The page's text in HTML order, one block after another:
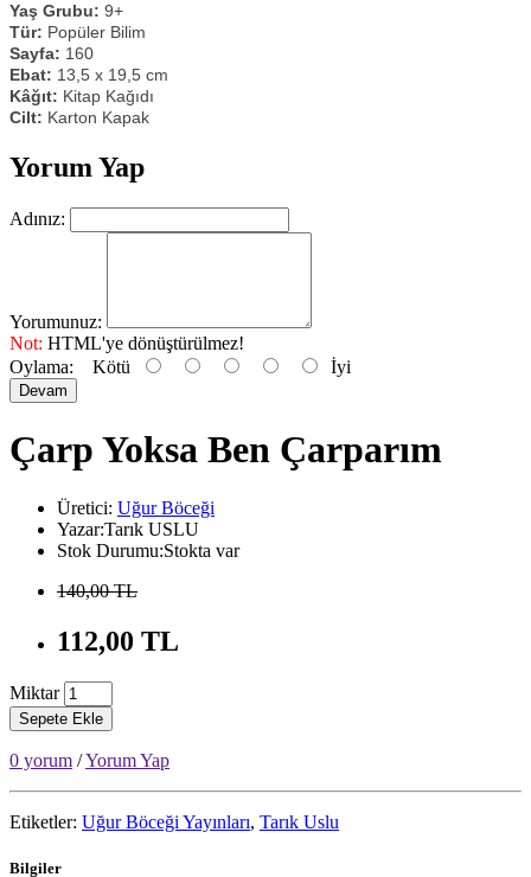
Yaş Grubu: 9+
Tür: Popüler Bilim
Sayfa: 160
Ebat: 13,5 x 19,5 cm
Kâğıt: Kitap Kağıdı
Cilt: Karton Kapak
Yorum Yap
Adınız:
Yorumunuz:
Not: HTML'ye dönüştürülmez!
Oylama: Kötü İyi
Devam
Çarp Yoksa Ben Çarparım
Üretici: Uğur Böceği
Yazar:Tarık USLU
Stok Durumu:Stokta var
140,00 TL
112,00 TL
Miktar
Sepete Ekle
0 yorum /Yorum Yap
Etiketler: Uğur Böceği Yayınları, Tarık Uslu
Bilgiler